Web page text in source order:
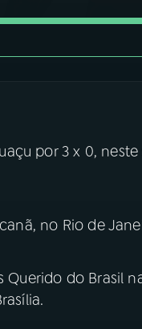
por 3 x 0,
no Rio de
do Brasil